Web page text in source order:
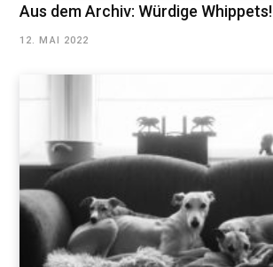
Aus dem Archiv: Würdige Whippets!
12. MAI 2022